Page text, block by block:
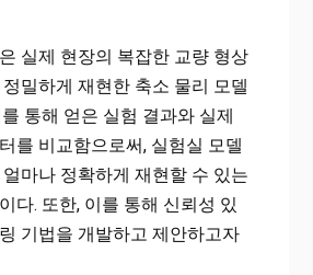
실제 현장의 복잡한 교량 형상
밀하게 재현한 축소 물리 모델
통해 얻은 실험 결과와 실제
를 비교함으로써, 실험실 모델
마나 정확하게 재현할 수 있는
다. 또한, 이를 통해 신뢰성 있
기법을 개발하고 제안하고자